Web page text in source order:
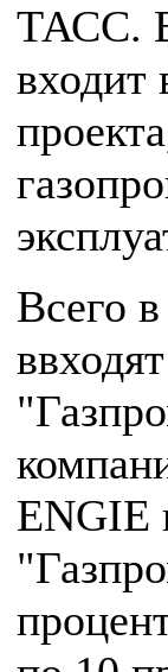
ТАСС.
входит
Всего
ENGIE